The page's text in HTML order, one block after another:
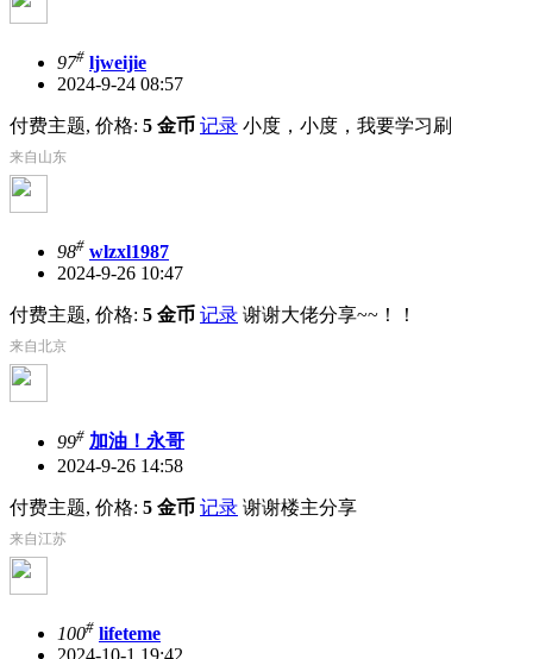
97# ljweijie
2024-9-24 08:57
付费主题, 价格: 5 金币 记录 小度，小度，我要学习刷
来自山东
98# wlzxl1987
2024-9-26 10:47
付费主题, 价格: 5 金币 记录 谢谢大佬分享~~！！
来自北京
99# 加油！永哥
2024-9-26 14:58
付费主题, 价格: 5 金币 记录 谢谢楼主分享
来自江苏
100# lifeteme
2024-10-1 19:42